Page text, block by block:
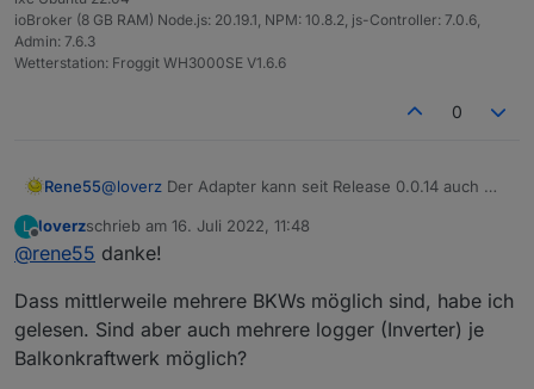
ioBroker (8 GB RAM) Node.js: 20.19.1, NPM: 10.8.2, js-Controller: 7.0.6,
Admin: 7.6.3
Wetterstation: Froggit WH3000SE V1.6.6
0
Rene55@loverz Der Adapter kann seit Release 0.0.14 auch mit
Für den ersten Kontakt mit dem Solarman-Service
könnte man folgendes schreiben:
um mein Balkonkraftwerk besser monitoren zu können
benötige ich eine Solarman API und die dazu gehörigen
Vielen Dank für Ihre Mühe.
L
Offline
loverzschrieb am 16. Juli 2022, 11:48
zuletzt editiert von
@rene55 danke!
Dass mittlerweile mehrere BKWs möglich sind, habe ich
gelesen. Sind aber auch mehrere logger (Inverter) je
Balkonkraftwerk möglich?